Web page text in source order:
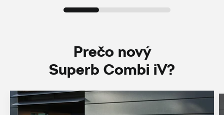
Prečo nový
Superb Combi iV?